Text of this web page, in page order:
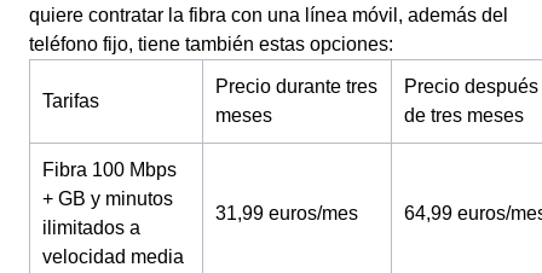
quiere contratar la fibra con una línea móvil, además del
teléfono fijo, tiene también estas opciones:
Tarifas
Precio durante tres
meses
Precio después
de tres meses
Fibra 100 Mbps
+ GB y minutos
ilimitados a
velocidad media
31,99 euros/mes 64,99 euros/